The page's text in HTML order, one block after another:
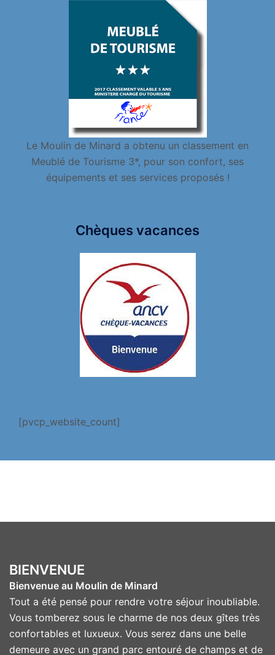
Le Moulin de Minard a obtenu un classement en
Meublé de Tourisme 3*, pour son confort, ses
équipements et ses services proposés !
Chèques vacances
[pvcp_website_count]
BIENVENUE
Bienvenue au Moulin de Minard
Tout a été pensé pour rendre votre séjour inoubliable.
Vous tomberez sous le charme de nos deux gîtes très
confortables et luxueux. Vous serez dans une belle
demeure avec un grand parc entouré de champs et de